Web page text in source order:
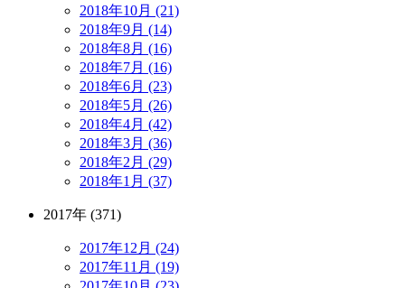
2018年10月 (21)
2018年9月 (14)
2018年8月 (16)
2018年7月 (16)
2018年6月 (23)
2018年5月 (26)
2018年4月 (42)
2018年3月 (36)
2018年2月 (29)
2018年1月 (37)
2017年 (371)
2017年12月 (24)
2017年11月 (19)